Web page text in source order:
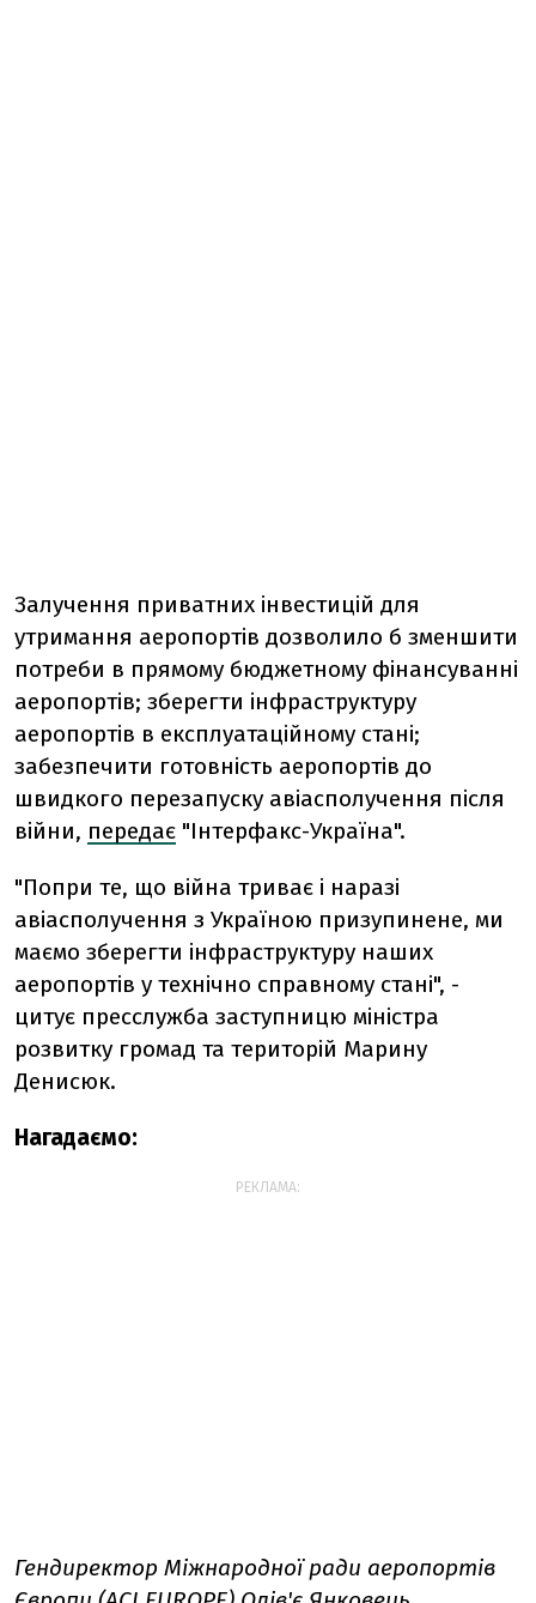
Залучення приватних інвестицій для
утримання аеропортів дозволило б зменшити
потреби в прямому бюджетному фінансуванні
аеропортів; зберегти інфраструктуру
аеропортів в експлуатаційному стані;
забезпечити готовність аеропортів до
швидкого перезапуску авіасполучення після
війни, передає "Інтерфакс-Україна".
"Попри те, що війна триває і наразі
авіасполучення з Україною призупинене, ми
маємо зберегти інфраструктуру наших
аеропортів у технічно справному стані", -
цитує пресслужба заступницю міністра
розвитку громад та територій Марину
Денисюк.
Нагадаємо:
РЕКЛАМА:
Гендиректор Міжнародної ради аеропортів